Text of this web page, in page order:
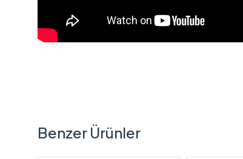
Benzer Ürünler